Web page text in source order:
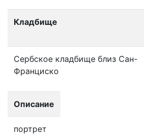
Кладбище
Сербское кладбище близ Сан-
Франциско
Описание
портрет